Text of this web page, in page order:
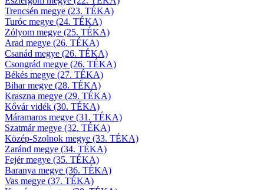
Trencsén megye (23. TÉKA)
Turóc megye (24. TÉKA)
Zólyom megye (25. TÉKA)
Arad megye (26. TÉKA)
Csanád megye (26. TÉKA)
Csongrád megye (26. TÉKA)
Békés megye (27. TÉKA)
Bihar megye (28. TÉKA)
Kraszna megye (29. TÉKA)
Kővár vidék (30. TÉKA)
Máramaros megye (31. TÉKA)
Szatmár megye (32. TÉKA)
Közép-Szolnok megye (33. TÉKA)
Zaránd megye (34. TÉKA)
Fejér megye (35. TÉKA)
Baranya megye (36. TÉKA)
Vas megye (37. TÉKA)